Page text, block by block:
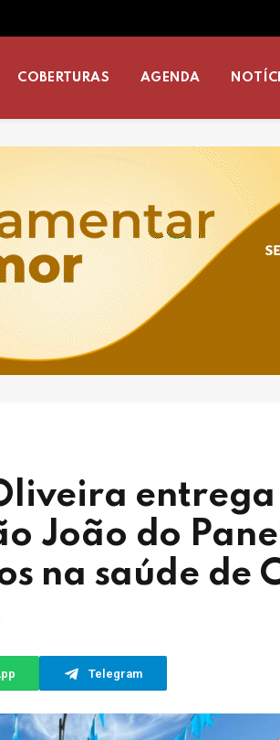
COBERTURAS AGENDA
entrega
João do
na saúde de
Telegram